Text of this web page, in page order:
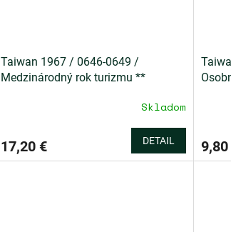
Taiwan 1967 / 0646-0649 /
Medzinárodný rok turizmu **
Skladom
17,20 € DETAIL 9,80